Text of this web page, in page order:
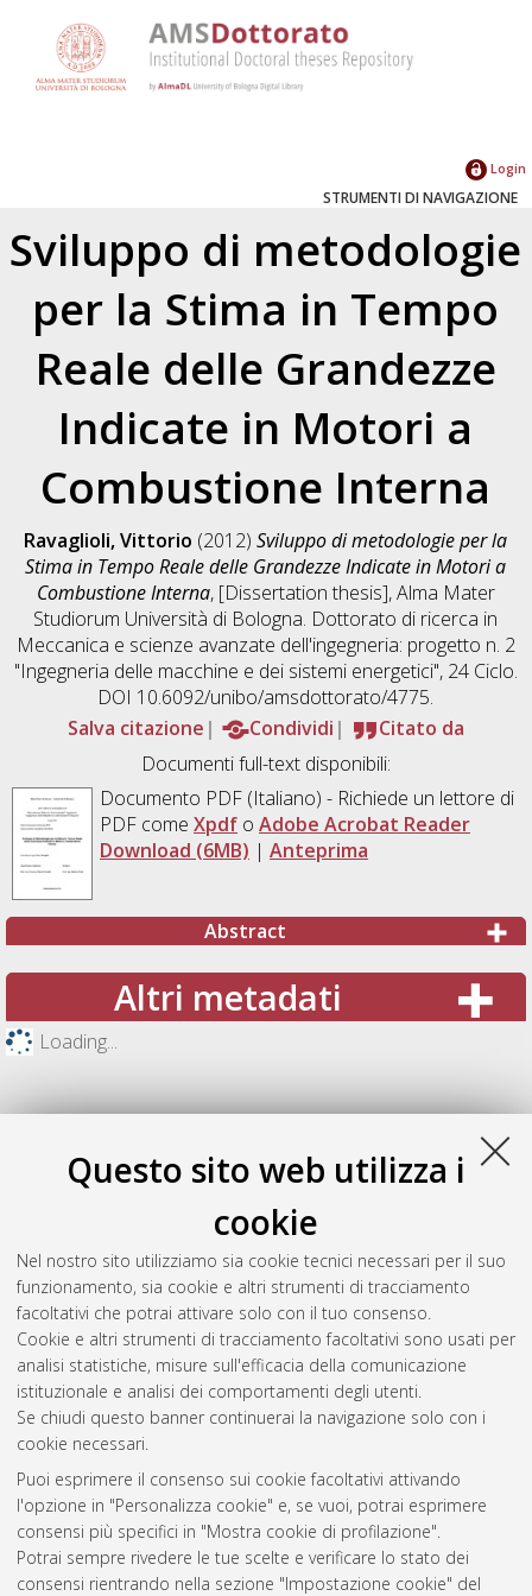
Questo sito web utilizza i
cookie
Nel nostro sito utilizziamo sia cookie tecnici necessari per il suo
funzionamento, sia cookie e altri strumenti di tracciamento
facoltativi che potrai attivare solo con il tuo consenso.
Cookie e altri strumenti di tracciamento facoltativi sono usati per
analisi statistiche, misure sull'efficacia della comunicazione
istituzionale e analisi dei comportamenti degli utenti.
Se chiudi questo banner continuerai la navigazione solo con i
cookie necessari.
Puoi esprimere il consenso sui cookie facoltativi attivando
l'opzione in "Personalizza cookie" e, se vuoi, potrai esprimere
consensi più specifici in "Mostra cookie di profilazione".
Potrai sempre rivedere le tue scelte e verificare lo stato dei
consensi rientrando nella sezione "Impostazione cookie" del
Login
STRUMENTI DI NAVIGAZIONE
Sviluppo di metodologie
per la Stima in Tempo
Reale delle Grandezze
Indicate in Motori a
Combustione Interna
Ravaglioli, Vittorio (2012)Sviluppo di metodologie per la
Stima in Tempo Reale delle Grandezze Indicate in Motori a
Combustione Interna, [Dissertation thesis], Alma Mater
Studiorum Università di Bologna. Dottorato di ricerca in
Meccanica e scienze avanzate dell'ingegneria: progetto n. 2
"Ingegneria delle macchine e dei sistemi energetici", 24 Ciclo.
DOI 10.6092/unibo/amsdottorato/4775.
Salva citazione
Condividi
Citato da
Documenti full-text disponibili:
Documento PDF(Italiano) - Richiede un lettore di
PDF come Xpdfo Adobe Acrobat Reader
Download (6MB) | Anteprima
Abstract
Altri metadati
Loading...
Gestione del documento:
Atom
Rss 1.0
Rss 2.0